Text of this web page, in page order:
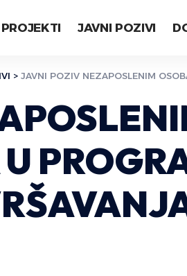
PROJEKTI JAVNI POZIVI
> JAVNI POZIV NEZAPOSLENIM OSOBAMA